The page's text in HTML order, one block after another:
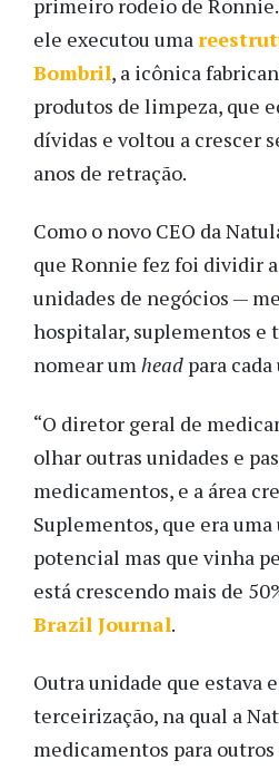
primeiro rodeio de
ele executou uma
Bombril, a icônica
produtos de limpeza, que
dívidas e voltou a crescer
anos de retração.
Como o novo CEO da
que Ronnie fez foi dividir
unidades de negócios —
hospitalar, suplementos e
nomear umhead para
“O diretor geral de
olhar outras unidades e
medicamentos, e a área
Suplementos, que era
potencial mas que vinha
está crescendo mais de
Brazil Journal.
Outra unidade que estava
terceirização, na qual a
medicamentos para